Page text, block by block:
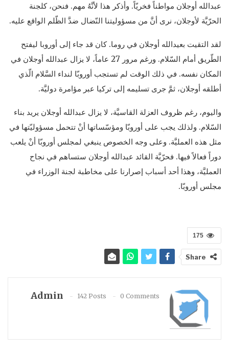
عبدالله أوجلان مواطناً فخريّاً. وأذكر هذا لأنَّهُ مهم. فنحن، كلجنة
الحرّيَّة لأوجلان، نرى أنَّ من مسؤوليتنا النّضال ضدَّ الظّلم الواقع عليه.
لقد التقيت بعيدالله أوجلان في روما. كان قد جاء إلى أوروبا ليفتح
الطّريق أمام السّلام. ورغم مرور 27 عاماً، لا يزال عبدالله أوجلان في
المكان نفسه. في ذلك الوقت لم تستجب أوروبّا لنداء السَّلام الّذي
أطلقه أوجلان، ثمَّ جرى تسليمه إلى تركيا عبر مؤامرة دوليَّة.
واليوم، رغم ظروف العزلة القاسيَّة، لا يزال عبدالله أوجلان يريد بناء
السّلام. ولذلك يجب على أوروبّا ومؤسّساتها أنْ تتحمل مسؤوليّتها في
مثل هذه العمليَّة. وعلى وجه الخصوص ينبغي لمجلس أوروبّا أنْ يلعب
دوراً فعالاً فيها. فحرّيَّة القائد عبدالله أوجلان ستساهم في نجاح
العمليَّة، وهذا أحد أسباب إصرارنا على مخاطبة لجنة الوزراء في
مجلس أوروبّا.
175
Share
Admin 142 Posts 0 Comments